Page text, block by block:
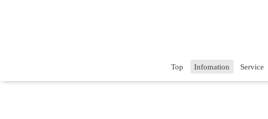
Top Infomation Service